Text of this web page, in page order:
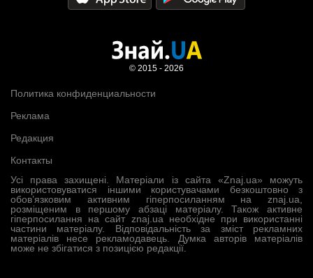
Усі права захищені. Матеріали із сайта «Znaj.ua» можуть
використовуватися іншими користувачами безкоштовно з
обов’язковим активним гіперпосиланням на znaj.ua,
розміщеним в першому абзаці матеріалу. Також активне
гіперпосилання на сайт znaj.ua необхідне при використанні
частини матеріалу. Відповідальність за зміст рекламних
матеріалів несе рекламодавець. Думка авторів матеріалів
може не збігатися з позицією редакції.
Политика конфиденциальности
Реклама
Редакция
Контакты
© 2015 - 2026